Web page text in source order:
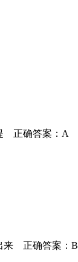
正确答案：A
来 正确答案：B